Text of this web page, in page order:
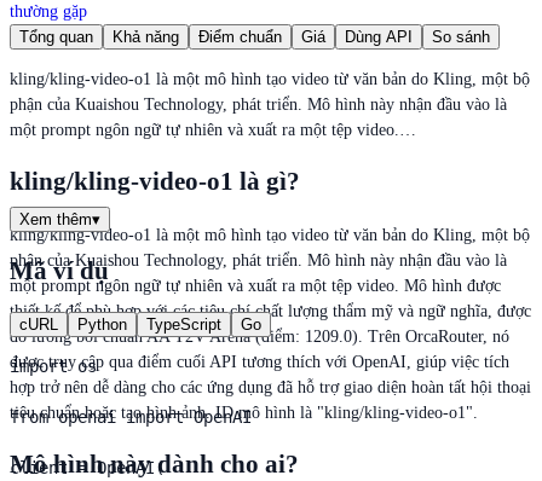
thường gặp
Tổng quan
Khả năng Điểm chuẩn Giá Dùng API So sánh
kling/kling-video-o1 là một mô hình tạo video từ văn bản do Kling, một bộ
phận của Kuaishou Technology, phát triển. Mô hình này nhận đầu vào là
một prompt ngôn ngữ tự nhiên và xuất ra một tệp video.…
kling/kling-video-o1 là gì?
kling/kling-video-o1 là một mô hình tạo video từ văn bản do Kling, một bộ
phận của Kuaishou Technology, phát triển. Mô hình này nhận đầu vào là
một prompt ngôn ngữ tự nhiên và xuất ra một tệp video. Mô hình được
thiết kế để phù hợp với các tiêu chí chất lượng thẩm mỹ và ngữ nghĩa, được
đo lường bởi chuẩn AA T2V Arena (điểm: 1209.0). Trên OrcaRouter, nó
được truy cập qua điểm cuối API tương thích với OpenAI, giúp việc tích
hợp trở nên dễ dàng cho các ứng dụng đã hỗ trợ giao diện hoàn tất hội thoại
tiêu chuẩn hoặc tạo hình ảnh. ID mô hình là "kling/kling-video-o1".
Mô hình này dành cho ai?
Xem thêm▾
Mã ví dụ
cURL Python TypeScript Go
import os
from openai import OpenAI
client = OpenAI(